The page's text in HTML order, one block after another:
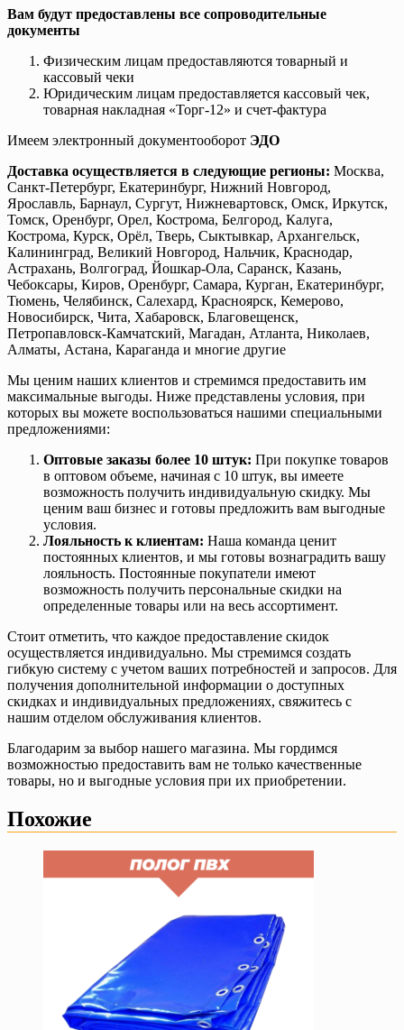
Вам будут предоставлены все сопроводительные
документы
Физическим лицам предоставляются товарный и
кассовый чеки
Юридическим лицам предоставляется кассовый чек,
товарная накладная «Торг-12» и счет-фактура
Имеем электронный документооборот ЭДО
Доставка осуществляется в следующие регионы: Москва,
Санкт-Петербург, Екатеринбург, Нижний Новгород,
Ярославль, Барнаул, Сургут, Нижневартовск, Омск, Иркутск,
Томск, Оренбург, Орел, Кострома, Белгород, Калуга,
Кострома, Курск, Орёл, Тверь, Сыктывкар, Архангельск,
Калининград, Великий Новгород, Нальчик, Краснодар,
Астрахань, Волгоград, Йошкар-Ола, Саранск, Казань,
Чебоксары, Киров, Оренбург, Самара, Курган, Екатеринбург,
Тюмень, Челябинск, Салехард, Красноярск, Кемерово,
Новосибирск, Чита, Хабаровск, Благовещенск,
Петропавловск-Камчатский, Магадан, Атланта, Николаев,
Алматы, Астана, Караганда и многие другие
Мы ценим наших клиентов и стремимся предоставить им
максимальные выгоды. Ниже представлены условия, при
которых вы можете воспользоваться нашими специальными
предложениями:
Оптовые заказы более 10 штук: При покупке товаров
в оптовом объеме, начиная с 10 штук, вы имеете
возможность получить индивидуальную скидку. Мы
ценим ваш бизнес и готовы предложить вам выгодные
условия.
Лояльность к клиентам: Наша команда ценит
постоянных клиентов, и мы готовы вознаградить вашу
лояльность. Постоянные покупатели имеют
возможность получить персональные скидки на
определенные товары или на весь ассортимент.
Стоит отметить, что каждое предоставление скидок
осуществляется индивидуально. Мы стремимся создать
гибкую систему с учетом ваших потребностей и запросов. Для
получения дополнительной информации о доступных
скидках и индивидуальных предложениях, свяжитесь с
нашим отделом обслуживания клиентов.
Благодарим за выбор нашего магазина. Мы гордимся
возможностью предоставить вам не только качественные
товары, но и выгодные условия при их приобретении.
Похожие